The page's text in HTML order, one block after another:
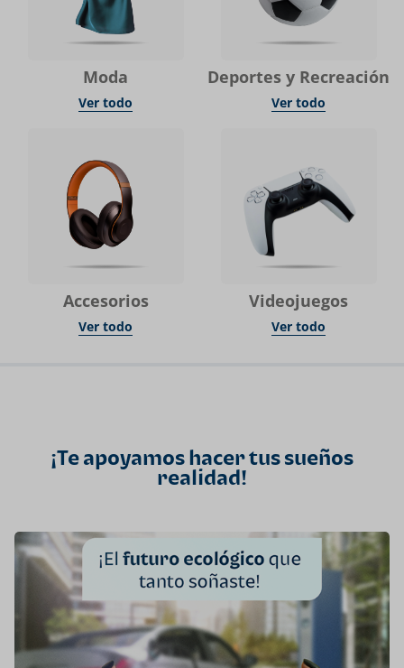
Moda
Ver todo
Deportes y Recreación
Ver todo
Accesorios
Ver todo
Videojuegos
Ver todo
¡Te apoyamos hacer tus sueños
realidad!